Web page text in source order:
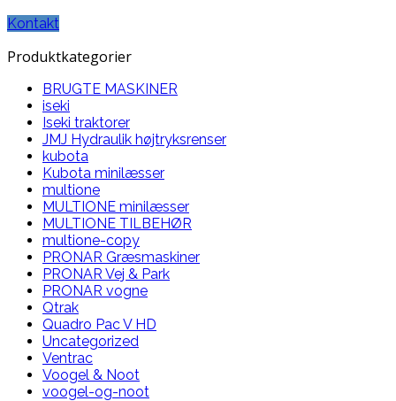
Kontakt
Produktkategorier
BRUGTE MASKINER
iseki
Iseki traktorer
JMJ Hydraulik højtryksrenser
kubota
Kubota minilæsser
multione
MULTIONE minilæsser
MULTIONE TILBEHØR
multione-copy
PRONAR Græsmaskiner
PRONAR Vej & Park
PRONAR vogne
Qtrak
Quadro Pac V HD
Uncategorized
Ventrac
Voogel & Noot
voogel-og-noot